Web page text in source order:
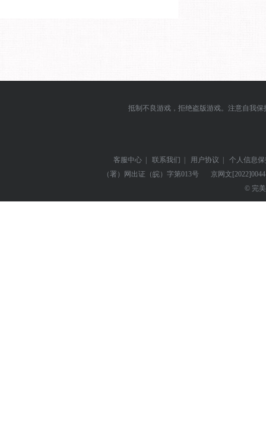
抵制不良游戏，拒绝盗版游戏。注意自我
客服中心 | 联系我们 | 用户协议 |
个人信息
（署）网出证（皖）字第013号
京网文
© 完美